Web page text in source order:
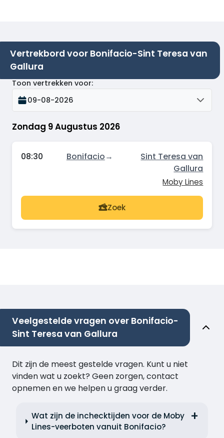
Vertrekbord voor Bonifacio-Sint Teresa van
Gallura
Zondag 9 Augustus 2026
Toon vertrekken voor:
09-08-2026
08:30 Bonifacio→
Sint Teresa van
Gallura
Moby Lines
Zoek
Veelgestelde vragen over Bonifacio-
Sint Teresa van Gallura
Dit zijn de meest gestelde vragen. Kunt u niet
vinden wat u zoekt? Geen zorgen, contact
opnemen en we helpen u graag verder.
Wat zijn de inchecktijden voor de Moby
Lines-veerboten vanuit Bonifacio?